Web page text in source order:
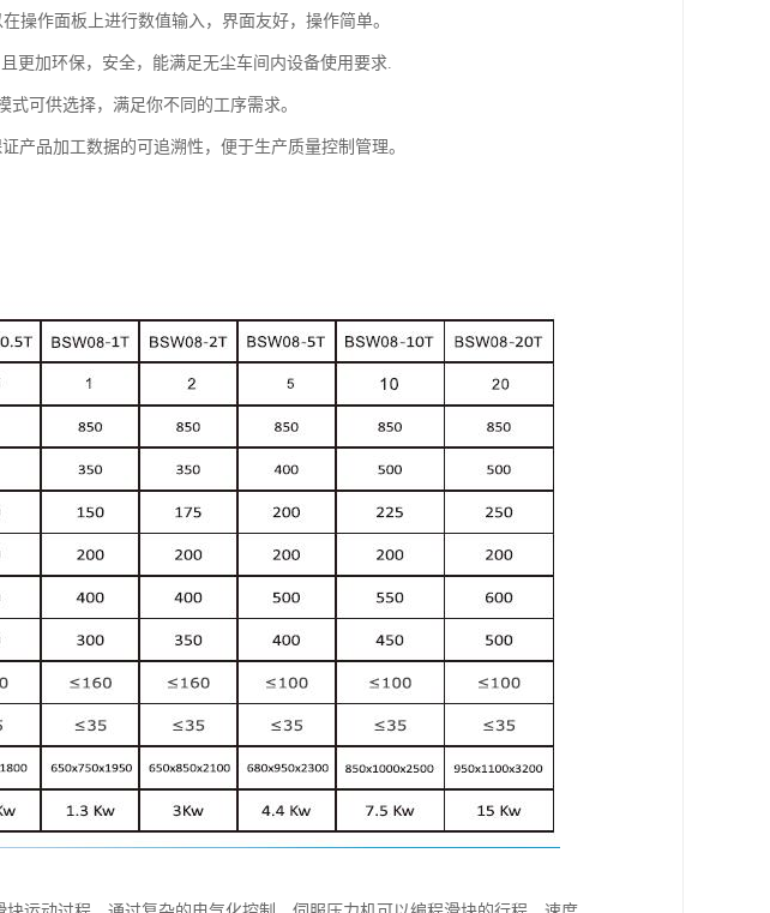
操作面板上进行数值输入，界面友好，操作简单。
更加环保，安全，能满足无尘车间内设备使用要求.
可供选择，满足你不同的工序需求。
产品加工数据的可追溯性，便于生产质量控制管理。